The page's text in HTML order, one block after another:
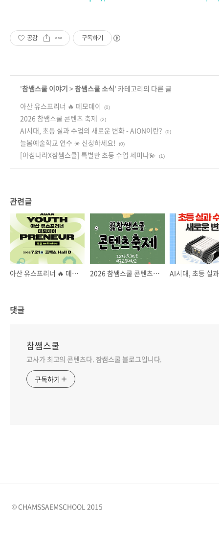
공감 구독하기
'참쌤스쿨 이야기 > 참쌤스쿨 소식' 카테고리의 다른 글
아산 유스프리너 🔥 데모데이
(0)
2026 참쌤스쿨 콘텐츠 축제 (2)
AI시대, 초등 실과 수업의 새로운 변화 - AION이란? (0)
늘봄예술학교 연수 ☀️ 신청하세요! (0)
[아침나라X참쌤스쿨] 특별한 초등 수업 세미나💫 (1)
관련글
아산 유스프리너 🔥 데모데이 2026 참쌤스쿨 콘텐츠 축제
댓글
참쌤스쿨
교사가 최고의 콘텐츠다. 참쌤스쿨 블로그입니다.
구독하기
© CHAMSSAEMSCHOOL 2015